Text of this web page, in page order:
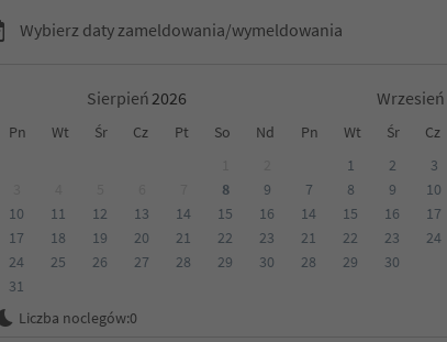
Wybierz daty zameldowania/wymeldowania
Sierpień Wrzesień
Pn Wt Śr Cz Pt So Nd Pn Wt Śr Cz
8
9
10
11 12 13 14 15
16
17
18 19 20 21 22
23
24
25 26 27 28 29
30
31
1 2 3
7
8 9 10
14
15 16 17
21
22 23 24
28
29 30
Liczba noclegów:0
Kategoria Opcje wyżywienia Ekologiczne zakwaterowanie